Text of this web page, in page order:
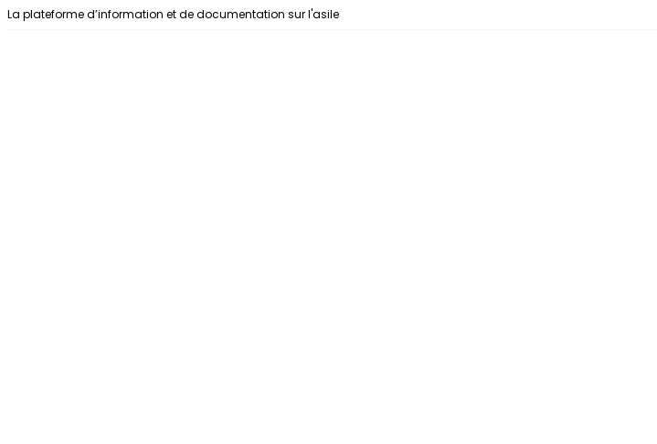
Aller au contenu
La plateforme d’information et de documentation sur l'asile